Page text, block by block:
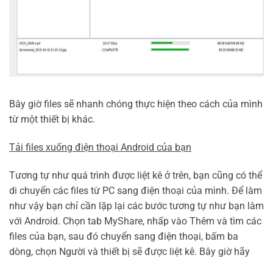
Bây giờ files sẽ nhanh chóng thực hiện theo cách của mình
từ một thiết bị khác.
Tải files xuống điện thoại Android của bạn
Tương tự như quá trình được liệt kê ở trên, bạn cũng có thể
di chuyển các files từ PC sang điện thoại của mình. Để làm
như vậy bạn chỉ cần lặp lại các bước tương tự như bạn làm
với Android. Chọn tab MyShare, nhấp vào Thêm và tìm các
files của bạn, sau đó chuyển sang điện thoại, bấm ba
dòng, chọn Người và thiết bị sẽ được liệt kê. Bây giờ hãy